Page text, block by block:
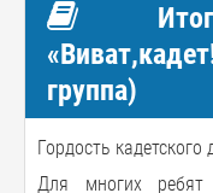
группа)
Гордость
Для многих